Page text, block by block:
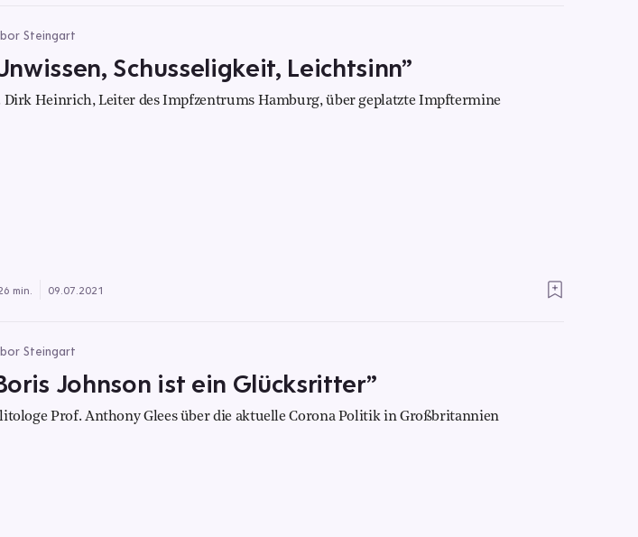
Steingart
Schusseligkeit, Leichtsinn”
Dirk Heinrich, Leiter des Impfzentrums Hamburg, über geplatzte Impftermine
min. 09.07.2021
Steingart
Johnson ist ein Glücksritter”
Prof. Anthony Glees über die aktuelle Corona Politik in Großbritannien